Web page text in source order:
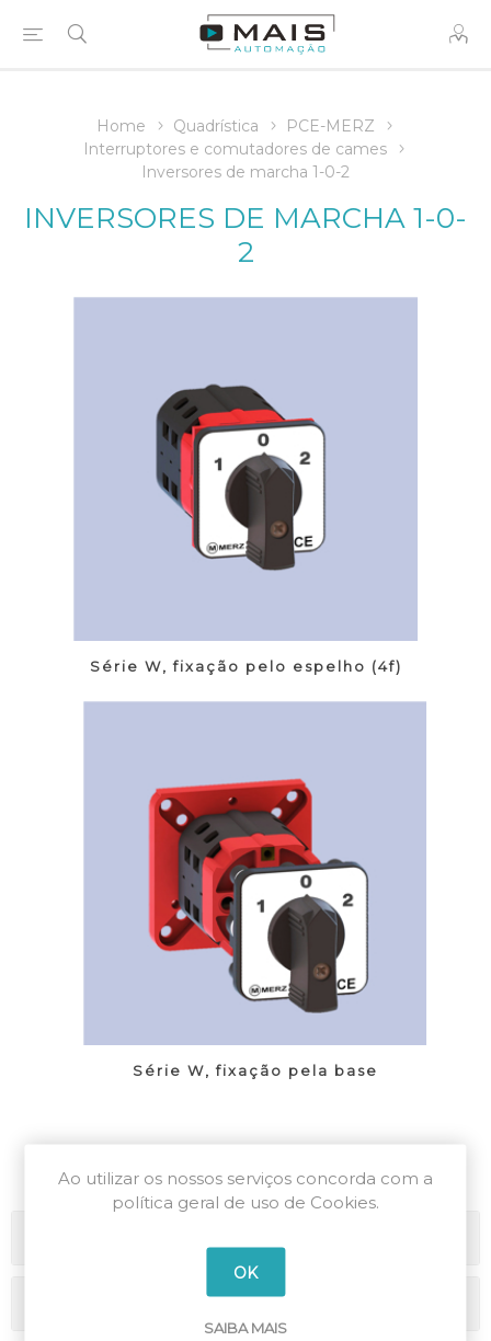
Home Quadrística
PCE-MERZ
Interruptores e comutadores de cames
Inversores de marcha 1-0-2
INVERSORES DE MARCHA 1-0-
2
Série W, fixação pelo espelho (4f)
Série W, fixação pela base
Ao utilizar os nossos serviços concorda com a
política geral de uso de Cookies.
OK
SAIBA MAIS